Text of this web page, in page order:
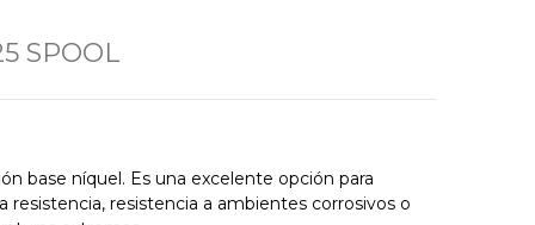
SPOOL
base níquel. Es una excelente opción para
resistencia, resistencia a ambientes corrosivos o